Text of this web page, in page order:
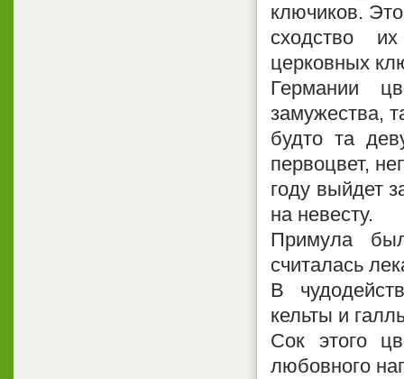
ключиков.
сходство
церковных
Германии
замужества,
будто та
первоцвет,
году выйдет
на невесту.
Примула
считалась
В
кельты и
Сок этого
любовного